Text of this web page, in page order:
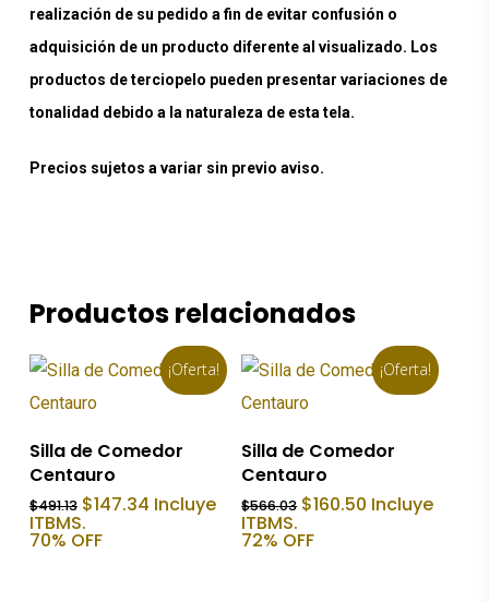
realización de su pedido a fin de evitar confusión o
adquisición de un producto diferente al visualizado. Los
productos de terciopelo pueden presentar variaciones de
tonalidad debido a la naturaleza de esta tela.
Precios sujetos a variar sin previo aviso.
Productos relacionados
¡Oferta!
Añadir Al Carrito
Silla de Comedor
Centauro
$491.13 El
precio
original
$147.34El
precio
Incluye
ITBMS.
70% OFF
¡Oferta!
Añadir Al Carrito
Silla de Comedor
Centauro
$566.03 El
original
$160.50 El
precio
Incluye
ITBMS.
72% OFF